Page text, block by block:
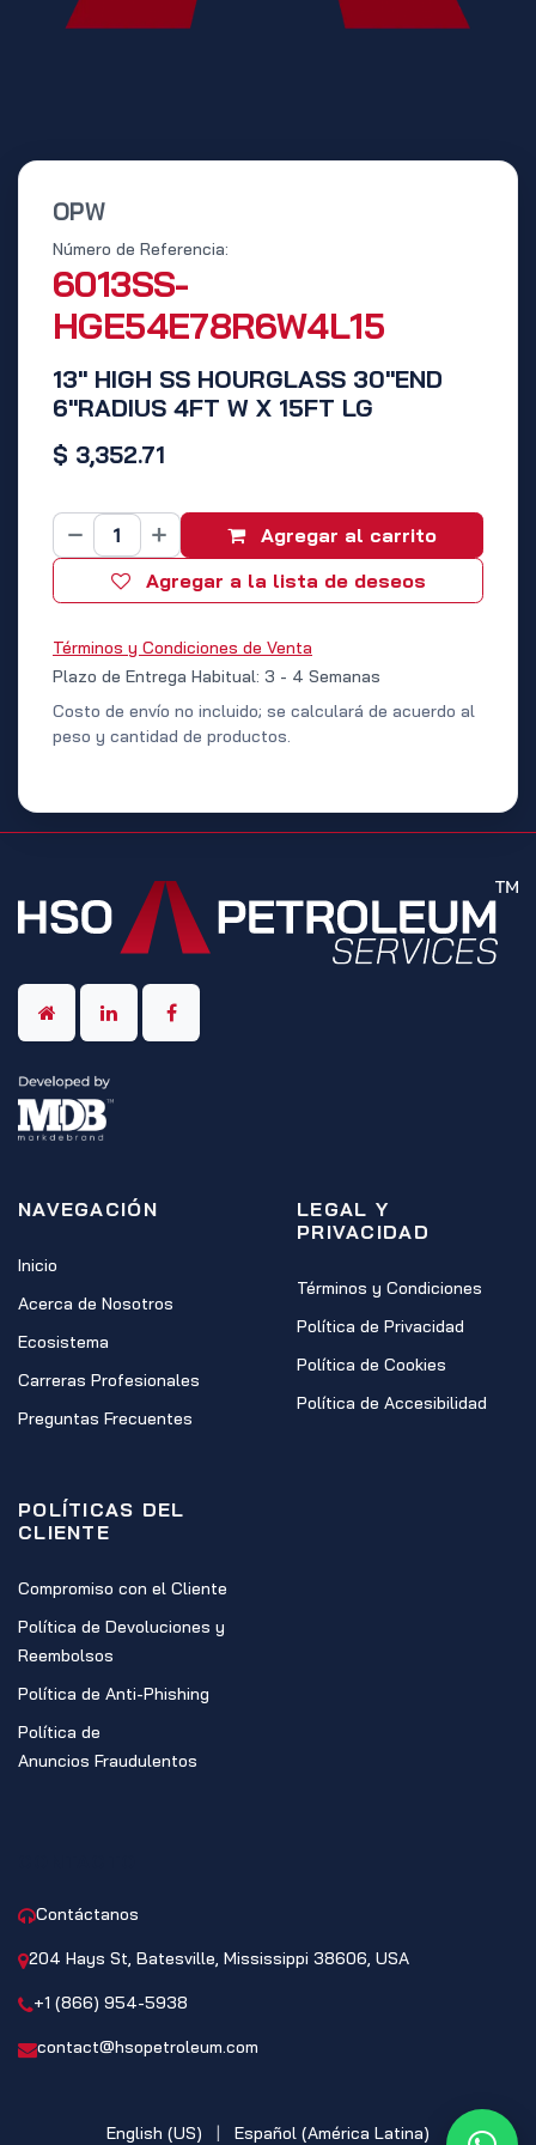
OPW
13" HIGH SS HOURGLASS 30"END
6"RADIUS 4FT W X 15FT LG
Número de Referencia:
6013SS-
HGE54E78R6W4L15
$ 3,352.71
Agregar al carrito
Agregar a la lista de deseos
Términos y Condiciones de Venta
Plazo de Entrega Habitual: 3 - 4 Semanas
Costo de envío no incluido; se calculará de acuerdo al
peso y cantidad de productos.
NAVEGACIÓN
Inicio
Acerca de Nosotros
Ecosistema
Carreras Profesionales
Preguntas Frecuentes
LEGAL Y
PRIVACIDAD
Términos y Condiciones
Política de Privacidad
Política de Cookies
Política de Accesibilidad
POLÍTICAS DEL
CLIENTE
Compromiso con el Cliente
Política de Devoluciones y
Reembolsos
Política de Anti-Phishing
Política de
Anuncios Fraudulentos
Contáctanos
204 Hays St, Batesville, Mississippi 38606, USA
+1 (866) 954-5938
contact@hsopetroleum.com
English (US) | Español (América Latina)